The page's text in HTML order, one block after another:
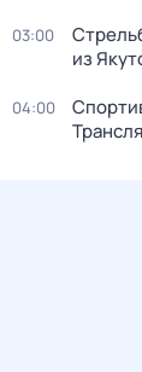
03:00
из
04:00